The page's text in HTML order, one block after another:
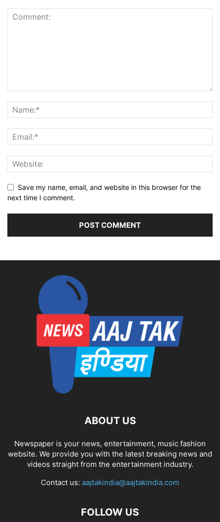
Save my name, email, and website in this browser for the
next time I comment.
ABOUT US
Newspaper is your news, entertainment, music fashion
website. We provide you with the latest breaking news and
videos straight from the entertainment industry.
Contact us: aajtakindia@aajtakindia.com
FOLLOW US